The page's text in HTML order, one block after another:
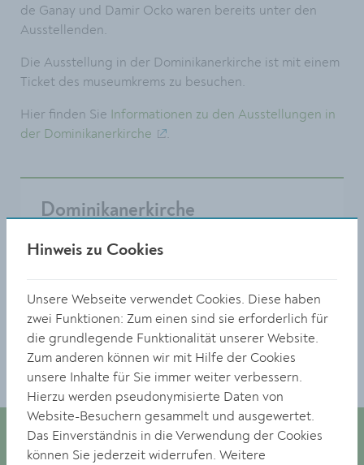
de Ganay und Damir Ocko waren bereits unter den
Ausstellenden.
Die Ausstellung in der Dominikanerkirche ist mit einem
Ticket des museumkrems zu besuchen.
Hier finden Sie Informationen zu den Ausstellungen in
der Dominikanerkirche
.
Dominikanerkirche
0 27 32 / 801 576
museum@krems.gv.at
Hinweis zu Cookies
Unsere Webseite verwendet Cookies. Diese haben
zwei Funktionen: Zum einen sind sie erforderlich für
die grundlegende Funktionalität unserer Website.
Zum anderen können wir mit Hilfe der Cookies
unsere Inhalte für Sie immer weiter verbessern.
Hierzu werden pseudonymisierte Daten von
Website-Besuchern gesammelt und ausgewertet.
Das Einverständnis in die Verwendung der Cookies
können Sie jederzeit widerrufen. Weitere